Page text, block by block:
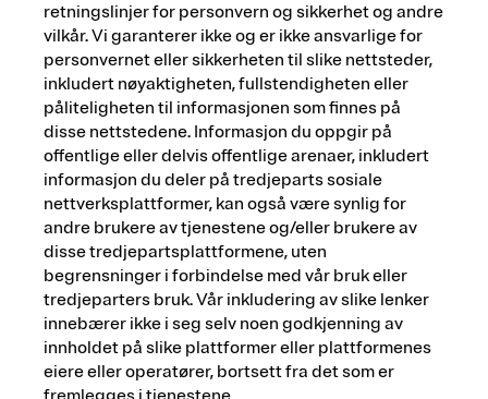
retningslinjer for personvern og sikkerhet og andre
vilkår. Vi garanterer ikke og er ikke ansvarlige for
personvernet eller sikkerheten til slike nettsteder,
inkludert nøyaktigheten, fullstendigheten eller
påliteligheten til informasjonen som finnes på
disse nettstedene. Informasjon du oppgir på
offentlige eller delvis offentlige arenaer, inkludert
informasjon du deler på tredjeparts sosiale
nettverksplattformer, kan også være synlig for
andre brukere av tjenestene og/eller brukere av
disse tredjepartsplattformene, uten
begrensninger i forbindelse med vår bruk eller
tredjeparters bruk. Vår inkludering av slike lenker
innebærer ikke i seg selv noen godkjenning av
innholdet på slike plattformer eller plattformenes
eiere eller operatører, bortsett fra det som er